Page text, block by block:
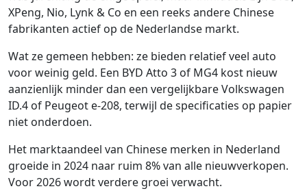
XPeng, Nio, Lynk & Co en een reeks andere Chinese
fabrikanten actief op de Nederlandse markt.
Wat ze gemeen hebben: ze bieden relatief veel auto
voor weinig geld. Een BYD Atto 3 of MG4 kost nieuw
aanzienlijk minder dan een vergelijkbare Volkswagen
ID.4 of Peugeot e-208, terwijl de specificaties op papier
niet onderdoen.
Het marktaandeel van Chinese merken in Nederland
groeide in 2024 naar ruim 8% van alle nieuwverkopen.
Voor 2026 wordt verdere groei verwacht.